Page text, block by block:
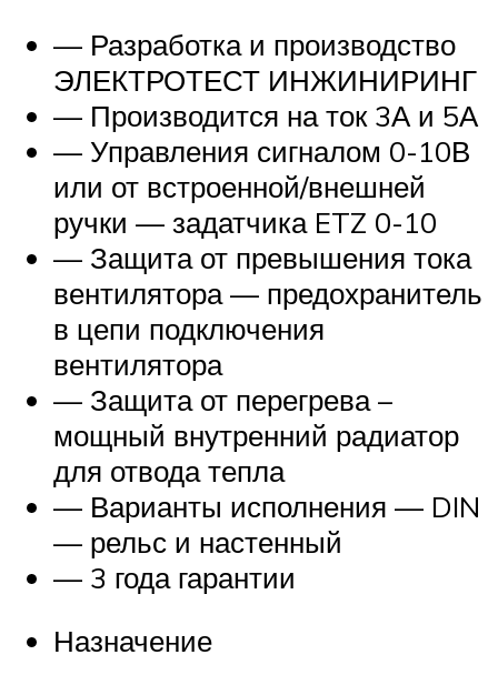
— Разработка и производство
ЭЛЕКТРОТЕСТ ИНЖИНИРИНГ
— Производится на ток 3А и 5А
— Управления сигналом 0-10В
или от встроенной/внешней
ручки — задатчика ETZ 0-10
— Защита от превышения тока
вентилятора — предохранитель
в цепи подключения
вентилятора
— Защита от перегрева –
мощный внутренний радиатор
для отвода тепла
— Варианты исполнения — DIN
— рельс и настенный
— 3 года гарантии
Назначение